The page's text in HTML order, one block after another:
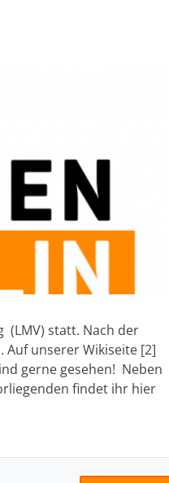
(LMV) statt. Nach der
unserer Wikiseite [2]
gerne gesehen! Neben
findet ihr hier